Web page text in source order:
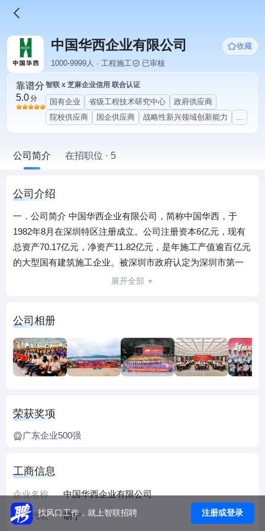
中国华西企业有限公司
收藏
1000-9999人 · 工程施工
已审核
靠谱分
5.0分
智联 x 芝麻企业信用 联合认证
国有企业 省级工程技术研究中心
政府供应商
院校供应商
国企供应商 战略性新兴领域创新能力 ...
公司简介 在招职位 · 5
公司介绍
一．公司简介 中国华西企业有限公司，简称中国华西，于
1982年8月在深圳特区注册成立。公司注册资本6亿元，现有
总资产70.17亿元，净资产11.82亿元，是年施工产值逾百亿元
的大型国有建筑施工企业。被深圳市政府认定为深圳市第一
批总部企业，是广东省大型骨干企业。 公司具备国家建筑工
专业承包、钢结构工程专业承包、起重设备安装工程专业承
包、机场场道工程专业承包等多项专业承包资质，经营范围
还包括房地产开发、劳务合作、对外经济技术合作等多元业
务。 公司拥有分（子）公司14个，国内经营区域立足深圳，
样年、招商蛇口、西安海荣、广西广汇、美国福陆等大型国
内外知名企业建立了长期战略合作关系，形成了以深圳为总
价、工程测量、机械设计制造及自动化、建筑机械、建筑材
料、电气自动化、电气工程、安全工程、质量管理工程钢结
构建造技术、暖通、给排水、场道、路桥等专业。 2.职能管
理类： 行政管理、人力资源、法学等专业。 3.金融财经类：
展开全部
公司相册
荣获奖项
广东企业500强
工商信息
企业名称 中国华西企业有限公司
法人代表 胡宁
找风口工作，就上智联招聘 注册或登录